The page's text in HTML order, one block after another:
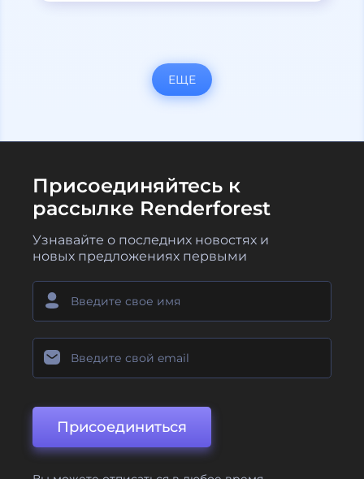
ЕЩЕ
Присоединяйтесь к
рассылке Renderforest
Узнавайте о последних новостях и
новых предложениях первыми
Присоединиться